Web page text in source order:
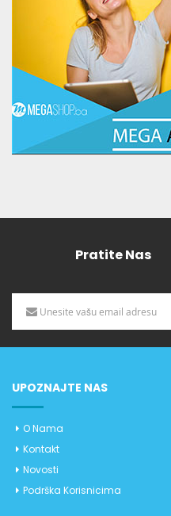
Pratite Nas
UPOZNAJTE NAS
O Nama
Kontakt
Novosti
Podrška Korisnicima